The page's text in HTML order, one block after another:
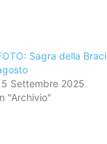
Sagra della
Settembre 2025
"Archivio"